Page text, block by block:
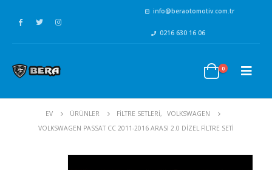
info@beraotomotiv.com.tr
0216 630 16 06
0
EV ÜRÜNLER FİLTRE SETLERİ,
VOLKSWAGEN
VOLKSWAGEN PASSAT CC 2011-2016 ARASI 2.0 DIZEL FILTRE SETI